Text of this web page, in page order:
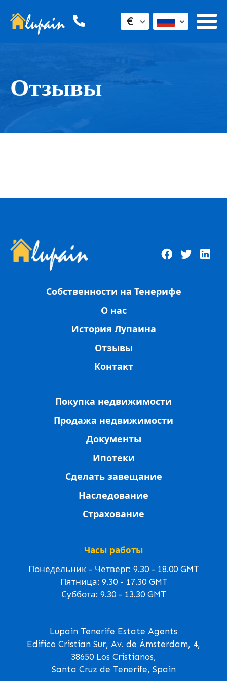
€
Отзывы
Собственности на Тенерифе
О нас
История Лупаина
Отзывы
Контакт
Покупка недвижимости
Продажа недвижимости
Документы
Ипотеки
Сделать завещание
Наследование
Страхование
Часы работы
Понедельник - Четверг: 9.30 - 18.00 GMT
Пятница: 9.30 - 17.30 GMT
Суббота: 9.30 - 13.30 GMT
Lupain Tenerife Estate Agents
Edifico Cristian Sur, Av. de Ámsterdam, 4,
38650 Los Cristianos,
Santa Cruz de Tenerife, Spain